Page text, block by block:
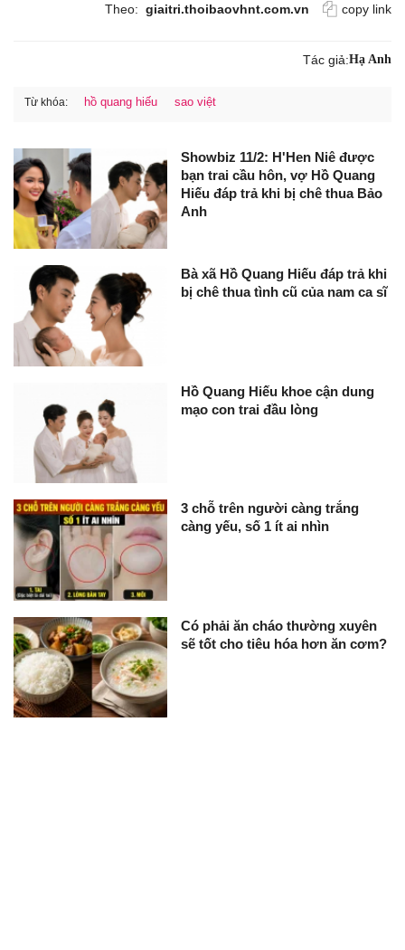
Theo: giaitri.thoibaovhnt.com.vn copy link
Tác giả:Hạ Anh
Từ khóa: hồ quang hiếu sao việt
Showbiz 11/2: H'Hen Niê được
bạn trai cầu hôn, vợ Hồ Quang
Hiếu đáp trả khi bị chê thua Bảo
Anh
Bà xã Hồ Quang Hiếu đáp trả khi
bị chê thua tình cũ của nam ca sĩ
Hồ Quang Hiếu khoe cận dung
mạo con trai đầu lòng
3 chỗ trên người càng trắng
càng yếu, số 1 ít ai nhìn
Có phải ăn cháo thường xuyên
sẽ tốt cho tiêu hóa hơn ăn cơm?